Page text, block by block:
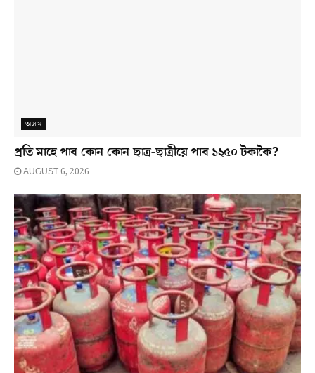
অসম
প্ৰতি মাহে পাব কোন কোন ছাত্ৰ-ছাত্ৰীয়ে পাব ১২৫০ টকাকৈ?
AUGUST 6, 2026